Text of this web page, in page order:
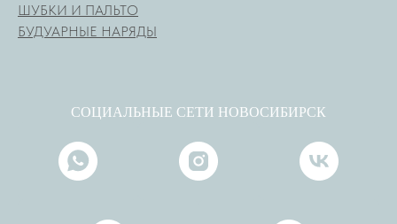
ШУБКИ И ПАЛЬТО
БУДУАРНЫЕ НАРЯДЫ
СОЦИАЛЬНЫЕ СЕТИ НОВОСИБИРСК